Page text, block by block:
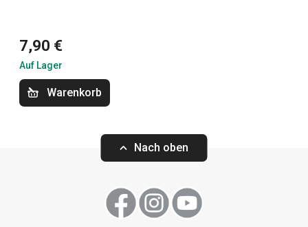
7,90 €
Auf Lager
Warenkorb
Nach oben